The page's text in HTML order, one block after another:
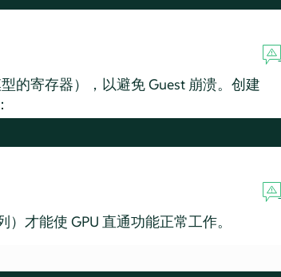
的寄存器），以避免 Guest 崩溃。创建
才能使 GPU 直通功能正常工作。